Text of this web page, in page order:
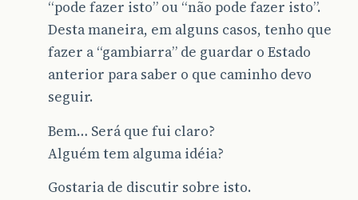
“pode fazer isto” ou “não pode fazer isto”.
Desta maneira, em alguns casos, tenho que
fazer a “gambiarra” de guardar o Estado
anterior para saber o que caminho devo
seguir.
Bem… Será que fui claro?
Alguém tem alguma idéia?
Gostaria de discutir sobre isto.